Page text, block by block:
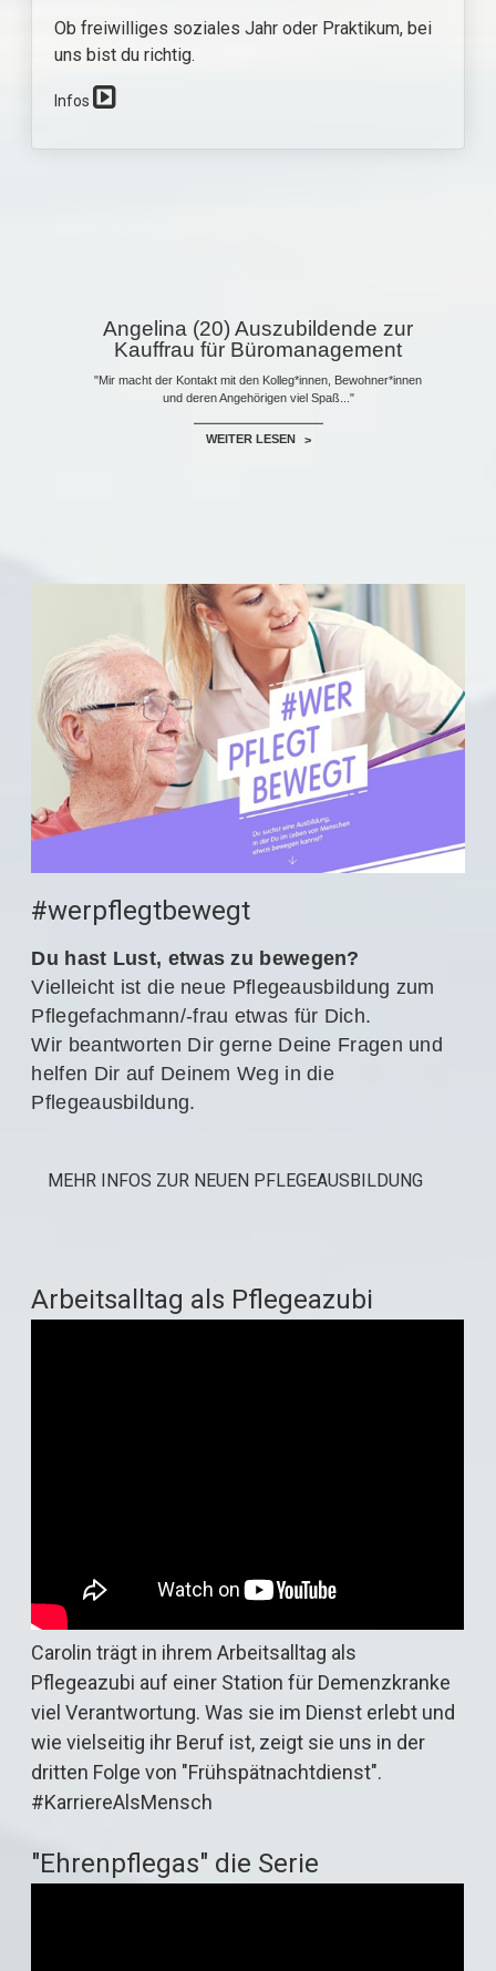
Ob freiwilliges soziales Jahr oder Praktikum, bei
uns bist du richtig.
Infos
Angelina (20) Auszubildende zur
Kauffrau für Büromanagement
"Mir macht der Kontakt mit den Kolleg*innen, Bewohner*innen
und deren Angehörigen viel Spaß..."
WEITER LESEN
#werpflegtbewegt
Du hast Lust, etwas zu bewegen?
Vielleicht ist die neue Pflegeausbildung zum
Pflegefachmann/-frau etwas für Dich.
Wir beantworten Dir gerne Deine Fragen und
helfen Dir auf Deinem Weg in die
Pflegeausbildung.
MEHR INFOS ZUR NEUEN PFLEGEAUSBILDUNG
Arbeitsalltag als Pflegeazubi
Carolin trägt in ihrem Arbeitsalltag als
Pflegeazubi auf einer Station für Demenzkranke
viel Verantwortung. Was sie im Dienst erlebt und
wie vielseitig ihr Beruf ist, zeigt sie uns in der
dritten Folge von "Frühspätnachtdienst".
#KarriereAlsMensch
"Ehrenpflegas" die Serie